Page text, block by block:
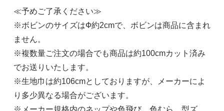
≪予めご了承ください≫
※ボビンのサイズはФ約2cmで、ボビンは商品に含まれ
ません。
※複数量ご注文の場合でも商品は約100cmカット済み
でお送りいたします。
※生地巾は約106cmとしておりますが、メーカーによ
り多少異なる場合がございます。